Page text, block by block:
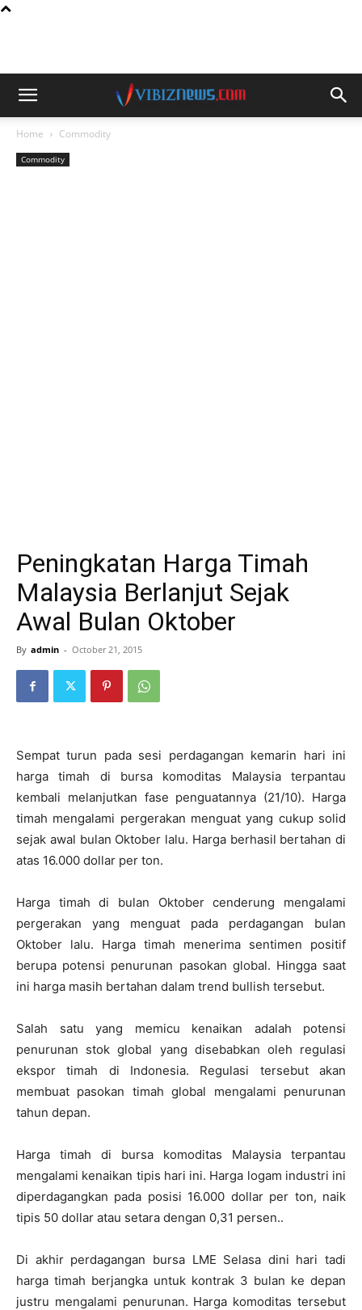
Home Commodity
Commodity
Peningkatan Harga Timah
Malaysia Berlanjut Sejak
Awal Bulan Oktober
By admin - October 21, 2015
Sempat turun pada sesi perdagangan kemarin hari ini
harga timah di bursa komoditas Malaysia terpantau
kembali melanjutkan fase penguatannya (21/10). Harga
timah mengalami pergerakan menguat yang cukup solid
sejak awal bulan Oktober lalu. Harga berhasil bertahan di
atas 16.000 dollar per ton.
Harga timah di bulan Oktober cenderung mengalami
pergerakan yang menguat pada perdagangan bulan
Oktober lalu. Harga timah menerima sentimen positif
berupa potensi penurunan pasokan global. Hingga saat
ini harga masih bertahan dalam trend bullish tersebut.
Salah satu yang memicu kenaikan adalah potensi
penurunan stok global yang disebabkan oleh regulasi
ekspor timah di Indonesia. Regulasi tersebut akan
membuat pasokan timah global mengalami penurunan
tahun depan.
Harga timah di bursa komoditas Malaysia terpantau
mengalami kenaikan tipis hari ini. Harga logam industri ini
diperdagangkan pada posisi 16.000 dollar per ton, naik
tipis 50 dollar atau setara dengan 0,31 persen..
Di akhir perdagangan bursa LME Selasa dini hari tadi
harga timah berjangka untuk kontrak 3 bulan ke depan
justru mengalami penurunan. Harga komoditas tersebut